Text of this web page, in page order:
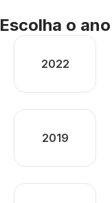
Escolha o ano
2022
2019